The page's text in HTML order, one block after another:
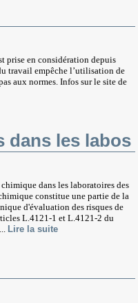
prise en considération depuis
travail empêche l’utilisation de
aux normes. Infos sur le site de
dans les labos
dans les laboratoires des
constitue une partie de la
d'évaluation des risques de
L.4121-1 et L.4121-2 du
Lire la suite